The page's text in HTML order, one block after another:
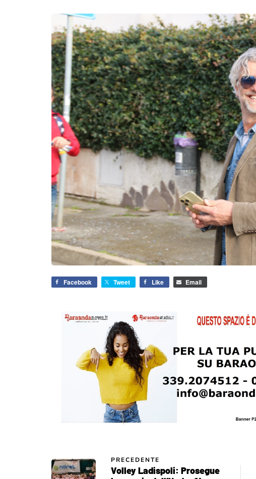
Facebook Tweet Like Email
PRECEDENTE
Volley Ladispoli: Prosegue